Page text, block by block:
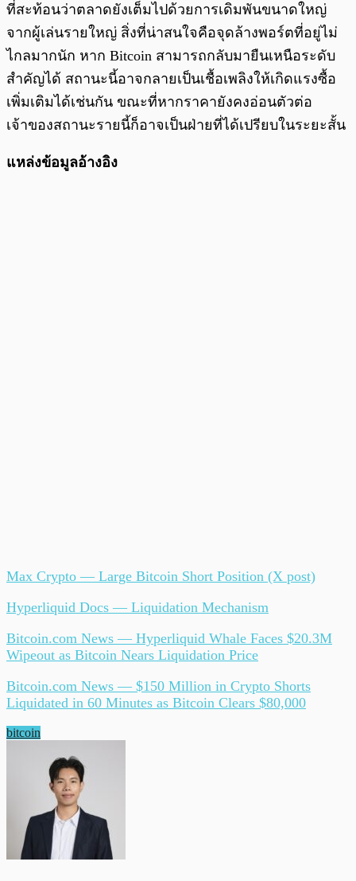
ที่สะท้อนว่าตลาดยังเต็มไปด้วยการเดิมพันขนาดใหญ่
จากผู้เล่นรายใหญ่ สิ่งที่น่าสนใจคือจุดล้างพอร์ตที่อยู่ไม่
ไกลมากนัก หาก Bitcoin สามารถกลับมายืนเหนือระดับ
สำคัญได้ สถานะนี้อาจกลายเป็นเชื้อเพลิงให้เกิดแรงซื้อ
เพิ่มเติมได้เช่นกัน ขณะที่หากราคายังคงอ่อนตัวต่อ
เจ้าของสถานะรายนี้ก็อาจเป็นฝ่ายที่ได้เปรียบในระยะสั้น
แหล่งข้อมูลอ้างอิง
Max Crypto — Large Bitcoin Short Position (X post)
Hyperliquid Docs — Liquidation Mechanism
Bitcoin.com News — Hyperliquid Whale Faces $20.3M
Wipeout as Bitcoin Nears Liquidation Price
Bitcoin.com News — $150 Million in Crypto Shorts
Liquidated in 60 Minutes as Bitcoin Clears $80,000
bitcoin